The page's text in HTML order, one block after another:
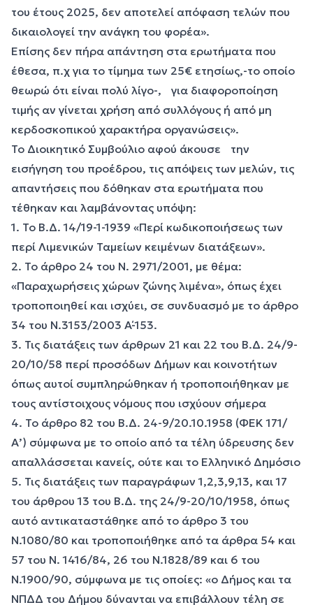
του έτους 2025, δεν αποτελεί απόφαση τελών που
δικαιολογεί την ανάγκη του φορέα».
Επίσης δεν πήρα απάντηση στα ερωτήματα που
έθεσα, π.χ για το τίμημα των 25€ ετησίως,-το οποίο
θεωρώ ότι είναι πολύ λίγο-, για διαφοροποίηση
τιμής αν γίνεται χρήση από συλλόγους ή από μη
κερδοσκοπικού χαρακτήρα οργανώσεις».
Το Διοικητικό Συμβούλιο αφού άκουσε την
εισήγηση του προέδρου, τις απόψεις των μελών, τις
απαντήσεις που δόθηκαν στα ερωτήματα που
τέθηκαν και λαμβάνοντας υπόψη:
1. Το Β.Δ. 14/19-1-1939 «Περί κωδικοποιήσεως των
περί Λιμενικών Ταμείων κειμένων διατάξεων».
2. Το άρθρο 24 του Ν. 2971/2001, με θέμα:
«Παραχωρήσεις χώρων ζώνης λιμένα», όπως έχει
τροποποιηθεί και ισχύει, σε συνδυασμό με το άρθρο
34 του Ν.3153/2003 Α΄-153.
3. Τις διατάξεις των άρθρων 21 και 22 του Β.Δ. 24/9-
20/10/58 περί προσόδων Δήμων και κοινοτήτων
όπως αυτοί συμπληρώθηκαν ή τροποποιήθηκαν με
τους αντίστοιχους νόμους που ισχύουν σήμερα
4. Το άρθρο 82 του Β.Δ. 24-9/20.10.1958 (ΦΕΚ 171/
Α’) σύμφωνα με το οποίο από τα τέλη ύδρευσης δεν
απαλλάσσεται κανείς, ούτε και το Ελληνικό Δημόσιο
5. Τις διατάξεις των παραγράφων 1,2,3,9,13, και 17
του άρθρου 13 του Β.Δ. της 24/9-20/10/1958, όπως
αυτό αντικαταστάθηκε από το άρθρο 3 του
Ν.1080/80 και τροποποιήθηκε από τα άρθρα 54 και
57 του Ν. 1416/84, 26 του Ν.1828/89 και 6 του
Ν.1900/90, σύμφωνα με τις οποίες: «ο Δήμος και τα
ΝΠΔΔ του Δήμου δύνανται να επιβάλλουν τέλη σε